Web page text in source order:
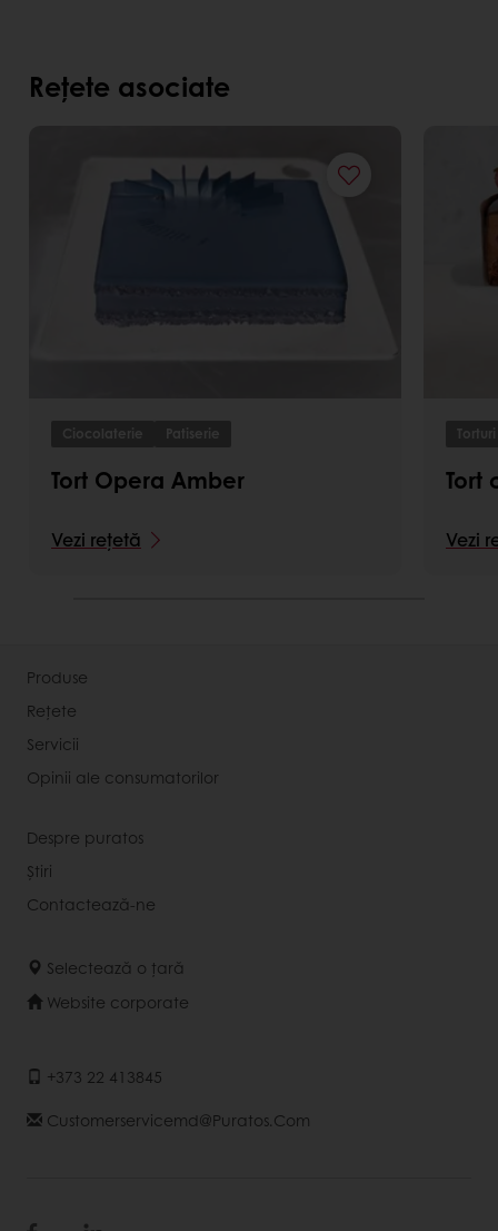
Rețete asociate
Ciocolaterie Patiserie
Tort Opera Amber
Vezi rețetă
Tort
Vezi
Produse
Rețete
Servicii
Opinii ale consumatorilor
Despre puratos
Știri
Contactează-ne
Selectează o țară
Website corporate
+373 22 413845
Customerservicemd@puratos.com